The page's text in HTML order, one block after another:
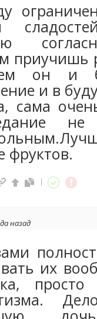
приучишь
он и
и в
сама
фруктов.
назад
их